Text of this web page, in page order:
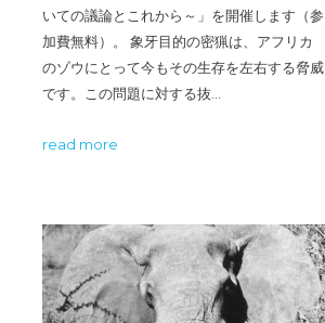
いての議論とこれから～」を開催します（参
加費無料）。 象牙目的の密猟は、アフリカ
のゾウにとって今もその生存を左右する脅威
です。この問題に対する抜…
read more